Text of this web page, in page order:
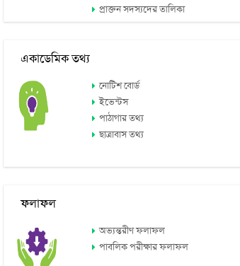
প্রাক্তন সদস্যদের তালিকা
একাডেমিক তথ্য
নোটিশ বোর্ড
ইভেন্টস
পাঠাগার তথ্য
ছাত্রাবাস তথ্য
ফলাফল
অভ্যন্তরীণ ফলাফল
পাবলিক পরীক্ষার ফলাফল